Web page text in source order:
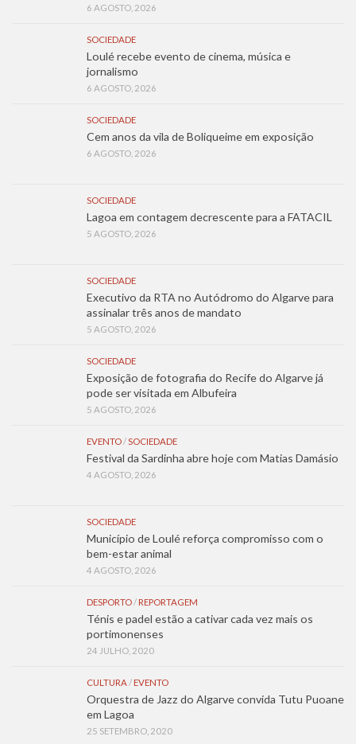
6 AGOSTO, 2026
SOCIEDADE
Loulé recebe evento de cinema, música e
jornalismo
6 AGOSTO, 2026
SOCIEDADE
Cem anos da vila de Boliqueime em exposição
6 AGOSTO, 2026
SOCIEDADE
Lagoa em contagem decrescente para a FATACIL
5 AGOSTO, 2026
SOCIEDADE
Executivo da RTA no Autódromo do Algarve para
assinalar três anos de mandato
5 AGOSTO, 2026
SOCIEDADE
Exposição de fotografia do Recife do Algarve já
pode ser visitada em Albufeira
5 AGOSTO, 2026
EVENTO/SOCIEDADE
Festival da Sardinha abre hoje com Matias Damásio
4 AGOSTO, 2026
SOCIEDADE
Município de Loulé reforça compromisso com o
bem-estar animal
4 AGOSTO, 2026
DESPORTO/ REPORTAGEM
Ténis e padel estão a cativar cada vez mais os
portimonenses
24 JULHO, 2020
CULTURA/ EVENTO
Orquestra de Jazz do Algarve convida Tutu Puoane
em Lagoa
25 SETEMBRO, 2020